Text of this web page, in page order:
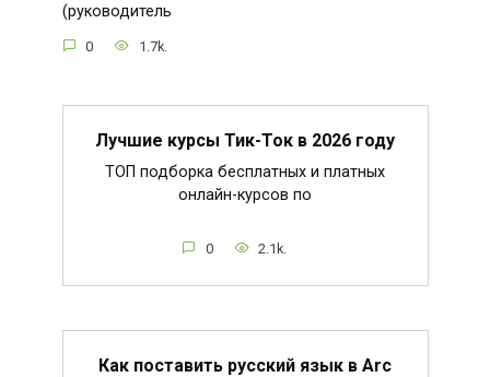
(руководитель
0 1.7k.
Лучшие курсы Тик-Ток в 2026 году
ТОП подборка бесплатных и платных
онлайн-курсов по
0 2.1k.
Как поставить русский язык в Arc